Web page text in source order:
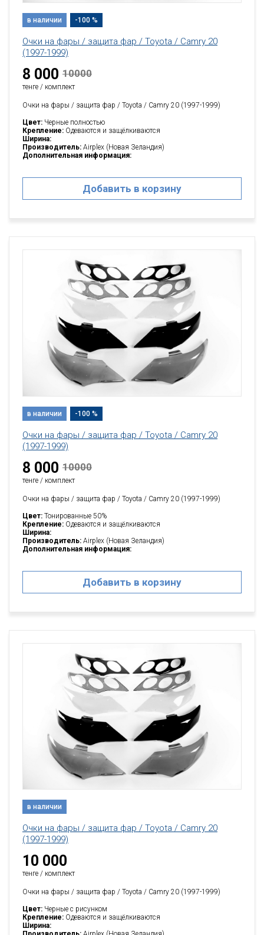
в наличии -100 %
Очки на фары / защита фар / Toyota / Camry 20
(1997-1999)
8 000 10000
тенге / комплект
Очки на фары / защита фар / Toyota / Camry 20 (1997-1999)
Цвет: Черные полностью
Крепление: Одеваются и защёлкиваются
Ширина:
Производитель: Airplex (Новая Зеландия)
Дополнительная информация:
Добавить в корзину
в наличии -100 %
Очки на фары / защита фар / Toyota / Camry 20
(1997-1999)
8 000 10000
тенге / комплект
Очки на фары / защита фар / Toyota / Camry 20 (1997-1999)
Цвет: Тонированные 50%
Крепление: Одеваются и защёлкиваются
Ширина:
Производитель: Airplex (Новая Зеландия)
Дополнительная информация:
Добавить в корзину
в наличии
Очки на фары / защита фар / Toyota / Camry 20
(1997-1999)
10 000
тенге / комплект
Очки на фары / защита фар / Toyota / Camry 20 (1997-1999)
Цвет: Черные с рисунком
Крепление: Одеваются и защёлкиваются
Ширина: